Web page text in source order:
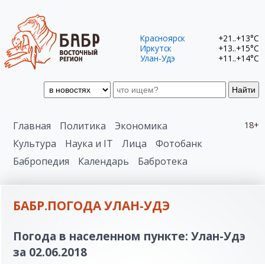
Найти
Красноярск
+21..+13°C
Иркутск
+13..+15°C
Улан-Удэ
+11..+14°C
18+
Главная Политика
Экономика
Культура
Наука и IT Лица
Фотобанк
Бабропедия
Календарь Бабротека
БАБР.ПОГОДА УЛАН-УДЭ
Погода в населенном пункте: Улан-Удэ
за 02.06.2018